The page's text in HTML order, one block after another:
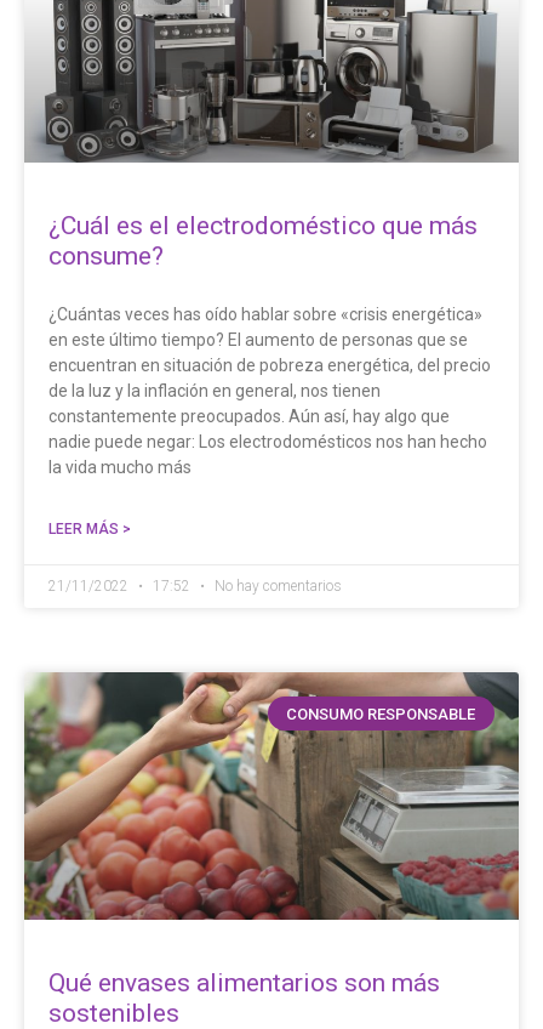
¿Cuál es el electrodoméstico que más
consume?
¿Cuántas veces has oído hablar sobre «crisis energética»
en este último tiempo? El aumento de personas que se
encuentran en situación de pobreza energética, del precio
de la luz y la inflación en general, nos tienen
constantemente preocupados. Aún así, hay algo que
nadie puede negar: Los electrodomésticos nos han hecho
la vida mucho más
LEER MÁS >
21/11/2022 17:52 No hay comentarios
CONSUMO RESPONSABLE
Qué envases alimentarios son más
sostenibles